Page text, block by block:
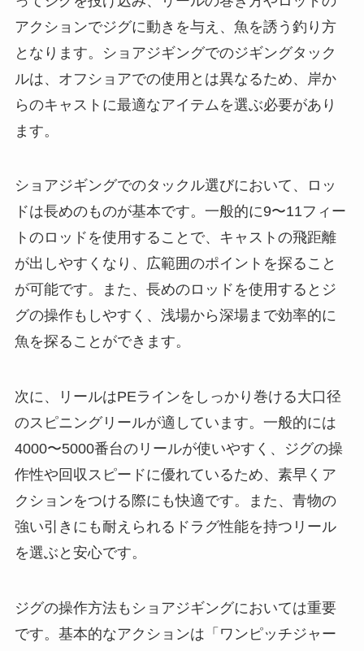
アクションでジグに動きを与え、魚を誘う釣り方
となります。ショアジギングでのジギングタック
ルは、オフショアでの使用とは異なるため、岸か
らのキャストに最適なアイテムを選ぶ必要があり
ます。
ショアジギングでのタックル選びにおいて、ロッ
ドは長めのものが基本です。一般的に9〜11フィー
トのロッドを使用することで、キャストの飛距離
が出しやすくなり、広範囲のポイントを探ること
が可能です。また、長めのロッドを使用するとジ
グの操作もしやすく、浅場から深場まで効率的に
魚を探ることができます。
次に、リールはPEラインをしっかり巻ける大口径
のスピニングリールが適しています。一般的には
4000〜5000番台のリールが使いやすく、ジグの操
作性や回収スピードに優れているため、素早くア
クションをつける際にも快適です。また、青物の
強い引きにも耐えられるドラグ性能を持つリール
を選ぶと安心です。
ジグの操作方法もショアジギングにおいては重要
です。基本的なアクションは「ワンピッチジャー